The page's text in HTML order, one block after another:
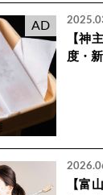
AD
【神
度・
【富